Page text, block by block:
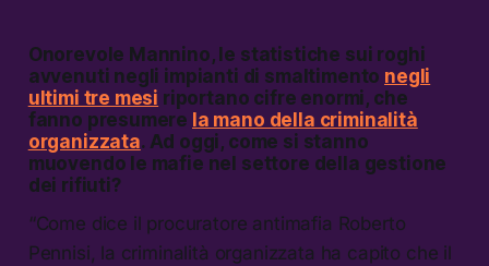
Onorevole Mannino, le statistiche sui roghi
avvenuti negli impianti di smaltimento negli
ultimi tre mesi riportano cifre enormi, che
fanno presumere la mano della criminalità
organizzata. Ad oggi, come si stanno
muovendo le mafie nel settore della gestione
dei rifiuti?
“Come dice il procuratore antimafia Roberto
Pennisi, la criminalità organizzata ha capito che il